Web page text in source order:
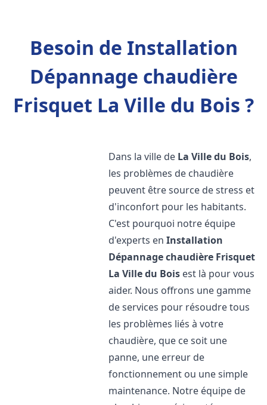
Besoin de Installation
Dépannage chaudière
Frisquet La Ville du Bois ?
Dans la ville de La Ville du Bois,
les problèmes de chaudière
peuvent être source de stress et
d'inconfort pour les habitants.
C'est pourquoi notre équipe
d'experts enInstallation
Dépannage chaudière Frisquet
La Ville du Bois est là pour vous
aider. Nous offrons une gamme
de services pour résoudre tous
les problèmes liés à votre
chaudière, que ce soit une
panne, une erreur de
fonctionnement ou une simple
maintenance. Notre équipe de